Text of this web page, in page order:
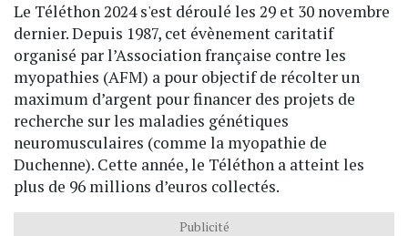
Le Téléthon 2024 s'est déroulé les 29 et 30 novembre
dernier. Depuis 1987, cet évènement caritatif
organisé par l’Association française contre les
myopathies (AFM) a pour objectif de récolter un
maximum d’argent pour financer des projets de
recherche sur les maladies génétiques
neuromusculaires (comme la myopathie de
Duchenne). Cette année, le Téléthon a atteint les
plus de 96 millions d’euros collectés.
Publicité